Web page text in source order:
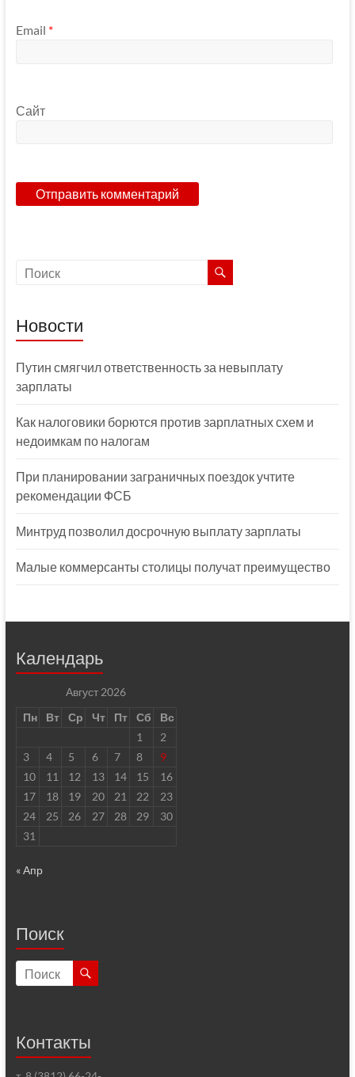
Email *
Сайт
Новости
Путин смягчил ответственность за невыплату
зарплаты
Как налоговики борются против зарплатных схем и
недоимкам по налогам
При планировании заграничных поездок учтите
рекомендации ФСБ
Минтруд позволил досрочную выплату зарплаты
Малые коммерсанты столицы получат преимущество
Календарь
Август 2026
Пн
Вт Ср Чт Пт Сб
Вс
1
2
3
4 5 6 7 8
9
10
11 12 13 14 15
16
17
18 19 20 21 22
23
24
25 26 27 28 29
30
31
« Апр
Поиск
Контакты